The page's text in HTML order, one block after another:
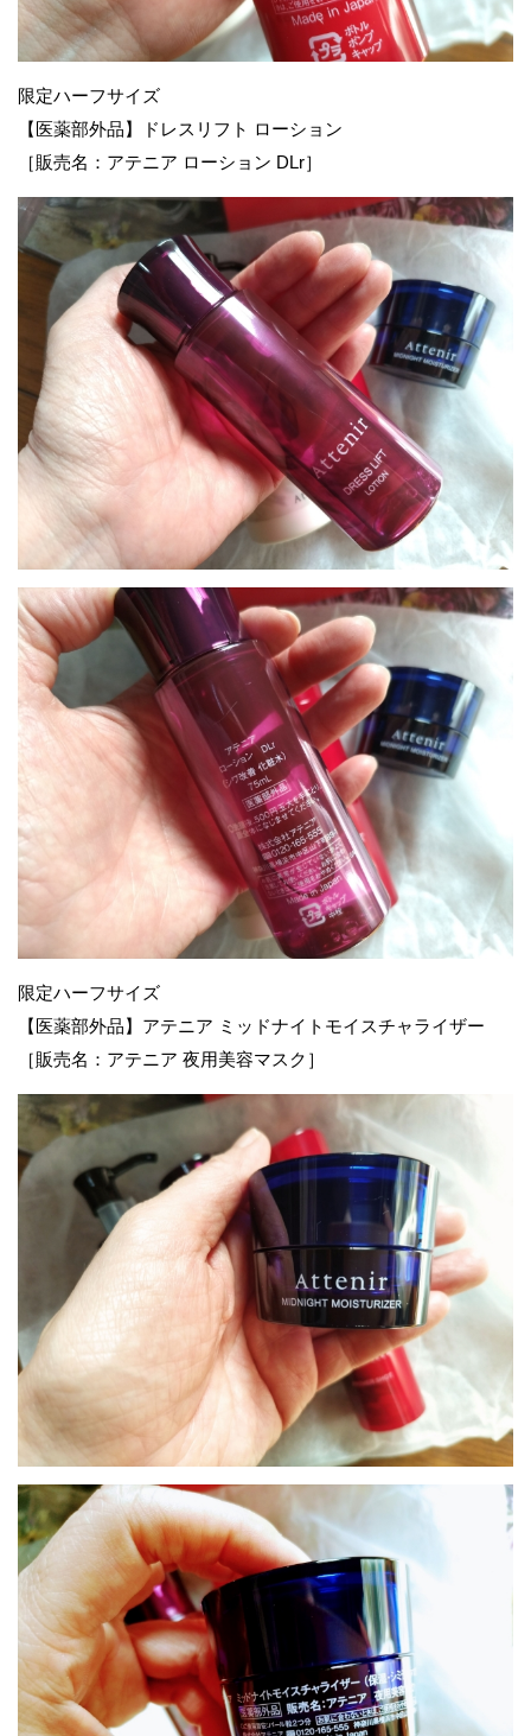
限定ハーフサイズ
【医薬部外品】ドレスリフト ローション
［販売名：アテニア ローション DLr］
限定ハーフサイズ
【医薬部外品】アテニア ミッドナイトモイスチャライザー
［販売名：アテニア 夜用美容マスク］